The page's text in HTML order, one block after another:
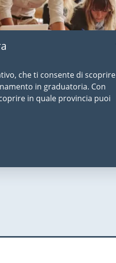
che ti consente di scoprire
in graduatoria. Con
in quale provincia puoi